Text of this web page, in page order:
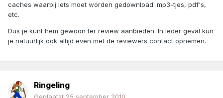
caches waarbij iets moet worden gedownload: mp3-tjes, pdf's,
etc.
Dus je kunt hem gewoon ter review aanbieden. In ieder geval kun
je natuurlijk ook altijd even met de reviewers contact opnemen.
Ringeling